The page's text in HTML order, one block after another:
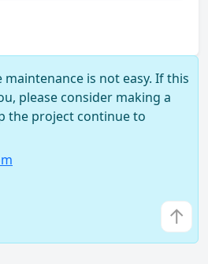
is not easy. If this
please consider making a
the project continue to
↑